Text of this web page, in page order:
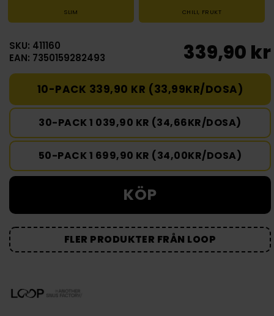
SLIM CHILI, FRUKT
SKU: 411160
EAN: 7350159282493
339,90 kr
10-PACK 339,90 KR (33,99KR/DOSA)
30-PACK 1 039,90 KR (34,66KR/DOSA)
50-PACK 1 699,90 KR (34,00KR/DOSA)
KÖP
FLER PRODUKTER FRÅN LOOP